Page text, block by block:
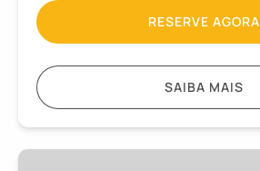
RESERVE AGORA
SAIBA MAIS
Excursão